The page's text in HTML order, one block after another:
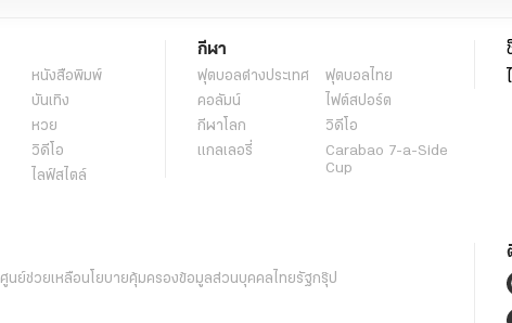
หนังสือพิมพ์
บันเทิง
หวย
วิดีโอ
ไลฟ์สไตล์
กีฬา
ฟุตบอลต่่างประเทศ
ฟุตบอลไทย
คอลัมน์
ไฟต์สปอร์ต
กีฬาโลก
วิดีโอ
แกลเลอรี่
Carabao 7-a-Side
Cup
ศูนย์ช่วยเหลือนโยบายคุ้มครองข้อมูลส่วนบุคคลไทยรัฐกรุ๊ป